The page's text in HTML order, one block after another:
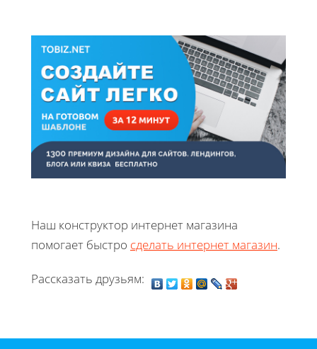
Наш конструктор интернет магазина
помогает быстро сделать интернет магазин.
Рассказать друзьям: